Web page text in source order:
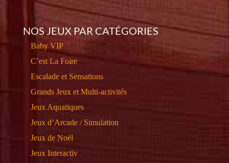
NOS JEUX PAR CATÉGORIES
Baby VIP
C’est La Foire
Escalade et Sensations
Grands Jeux et Multi-activités
Jeux Aquatiques
Jeux d’Arcade / Simulation
Jeux de Noël
Jeux Interactiv